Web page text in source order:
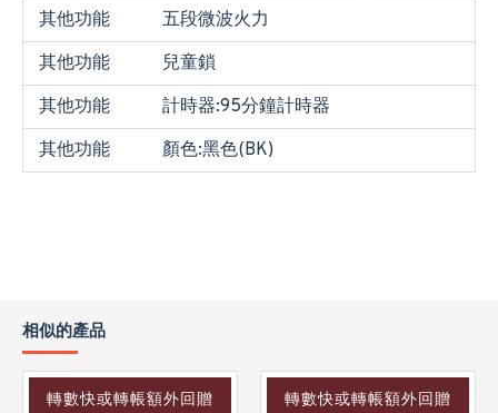
其他功能
五段微波火力
其他功能
兒童鎖
其他功能
計時器:95分鐘計時器
其他功能
顏色:黑色(BK)
相似的產品
轉數快或轉帳額外回贈
轉數快或轉帳額外回贈